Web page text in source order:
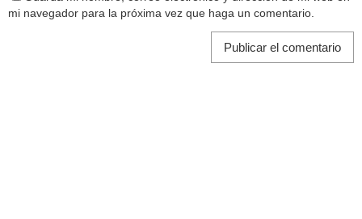
mi navegador para la próxima vez que haga un comentario.